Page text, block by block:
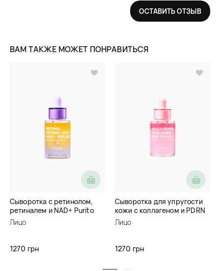
ОСТАВИТЬ ОТЗЫВ
ВАМ ТАКЖЕ МОЖЕТ ПОНРАВИТЬСЯ
Сыворотка с ретинолом,
ретиналем и NAD+ Purito
Retinol Retinal 2000 NAD+
Serum
Лицо
1270 грн
Сыворотка для упругости
кожи с коллагеном и PDRN
Purito Multi PDRN Collagen
EGF Serum
Лицо
1270 грн